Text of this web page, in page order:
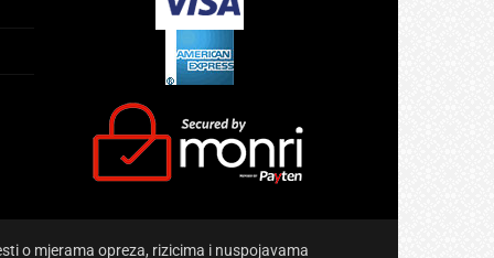
o mjerama opreza, rizicima i nuspojavama